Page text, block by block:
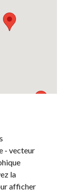
- vecteur
la
afficher